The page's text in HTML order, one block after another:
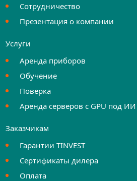
Сотрудничество
Презентация о компании
Услуги
Аренда приборов
Обучение
Поверка
Аренда серверов с GPU под ИИ
Заказчикам
Гарантии TINVEST
Сертификаты дилера
Оплата